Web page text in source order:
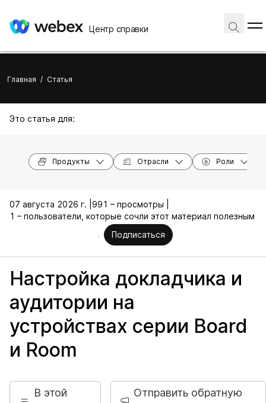
Центр справки
Главная / Статья
Это статья для:
Продукты Отрасли Роли
07 августа 2026 г. | 991 – просмотры |
1 – пользователи, которые сочли этот материал полезным
Подписаться
Настройка докладчика и
аудитории на
устройствах серии Board
и Room
В этой
Отправить обратную